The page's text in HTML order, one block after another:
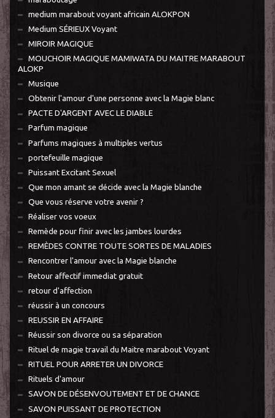
medium marabout voyant africain ALOKPON
Medium SÉRIEUX Voyant
MIROIR MAGIQUE
MOUCHOIR MAGIQUE MAMIWATA DU MAITRE MARABOUT
ALOKP
Musique
Obtenir l'amour d'une personne avec la Magie blanc
PACTE D'ARGENT AVEC LE DIABLE
Parfum magique
Parfums magiques à multiples vertus
portefeuille magique
Puissant Excitant Sexuel
Que mon amant se décide avec la Magie blanche
Que vous réserve votre avenir ?
Réaliser vos voeux
Remède pour finir avec les jambes lourdes
REMÈDES CONTRE TOUTE SORTES DE MALADIES
Rencontrer l'amour avec la Magie blanche
Retour affectif immediat gratuit
retour d'affection
réussir à un concours
REUSSIR EN AFFAIRE
Réussir son divorce ou sa séparation
Rituel de magie travail du Maitre marabout Voyant
RITUEL POUR ARRETER UN DIVORCE
Rituels d'amour
SAVON DE DÉSENVOUTEMENT ET DE CHANCE
SAVON PUISSANT DE PROTECTION